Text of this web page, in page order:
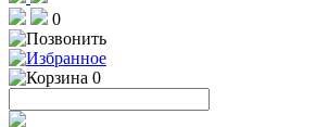
0
0